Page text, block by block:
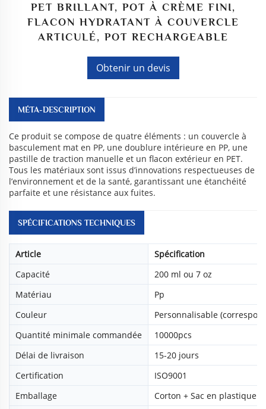
PET BRILLANT, POT À CRÈME FINI,
FLACON HYDRATANT À COUVERCLE
ARTICULÉ, POT RECHARGEABLE
Obtenir un devis
MÉTA-DESCRIPTION
Ce produit se compose de quatre éléments : un couvercle à
basculement mat en PP, une doublure intérieure en PP, une
pastille de traction manuelle et un flacon extérieur en PET.
Tous les matériaux sont issus d’innovations respectueuses de
l’environnement et de la santé, garantissant une étanchéité
parfaite et une résistance aux fuites.
SPÉCIFICATIONS TECHNIQUES
Article
Spécification
Capacité
200 ml ou 7 oz
Matériau
Pp
Couleur
Personnalisable
Quantité minimale commandée
10000pcs
Délai de livraison
15-20 jours
Certification
ISO9001
Emballage
Corton + Sac en plastique